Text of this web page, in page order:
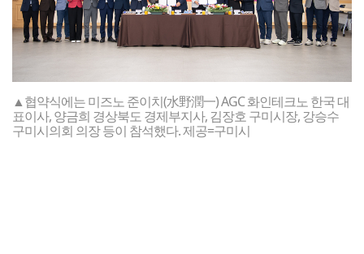
▲협약식에는 미즈노 준이치(水野潤一) AGC 화인테크노 한국 대
표이사, 양금희 경상북도 경제부지사, 김장호 구미시장, 강승수
구미시의회 의장 등이 참석했다. 제공=구미시